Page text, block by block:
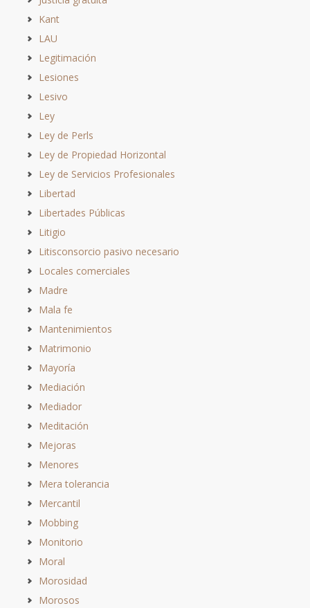
Kant
LAU
Legitimación
Lesiones
Lesivo
Ley
Ley de Perls
Ley de Propiedad Horizontal
Ley de Servicios Profesionales
Libertad
Libertades Públicas
Litigio
Litisconsorcio pasivo necesario
Locales comerciales
Madre
Mala fe
Mantenimientos
Matrimonio
Mayoría
Mediación
Mediador
Meditación
Mejoras
Menores
Mera tolerancia
Mercantil
Mobbing
Monitorio
Moral
Morosidad
Morosos